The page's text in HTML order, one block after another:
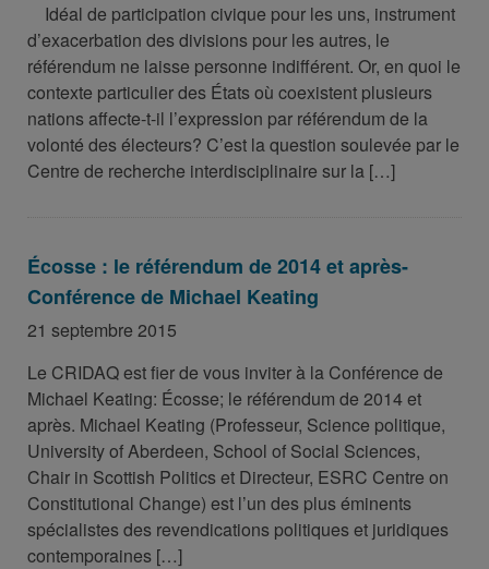
Idéal de participation civique pour les uns, instrument
d’exacerbation des divisions pour les autres, le
référendum ne laisse personne indifférent. Or, en quoi le
contexte particulier des États où coexistent plusieurs
nations affecte-t-il l’expression par référendum de la
volonté des électeurs? C’est la question soulevée par le
Centre de recherche interdisciplinaire sur la […]
Écosse : le référendum de 2014 et après-
Conférence de Michael Keating
21 septembre 2015
Le CRIDAQ est fier de vous inviter à la Conférence de
Michael Keating: Écosse; le référendum de 2014 et
après. Michael Keating (Professeur, Science politique,
University of Aberdeen, School of Social Sciences,
Chair in Scottish Politics et Directeur, ESRC Centre on
Constitutional Change) est l’un des plus éminents
spécialistes des revendications politiques et juridiques
contemporaines […]